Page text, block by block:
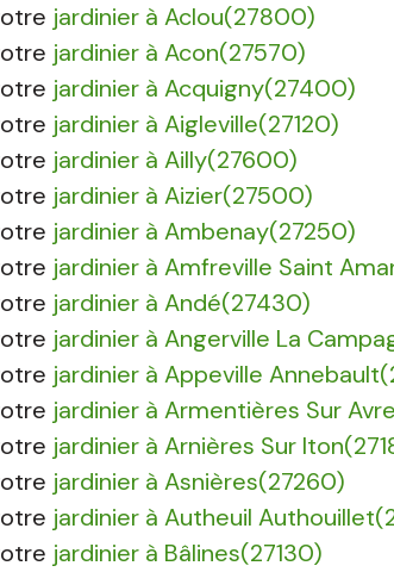
jardinier à Aclou(27800)
jardinier à Acon(27570)
jardinier à Acquigny(27400)
jardinier à Aigleville(27120)
jardinier à Ailly(27600)
jardinier à Aizier(27500)
jardinier à Ambenay(27250)
jardinier à Amfreville Saint
jardinier à Andé(27430)
jardinier à Angerville La
jardinier à Appeville
jardinier à Armentières Sur
jardinier à Arnières Sur
jardinier à Asnières(27260)
jardinier à Autheuil
jardinier à Bâlines(27130)